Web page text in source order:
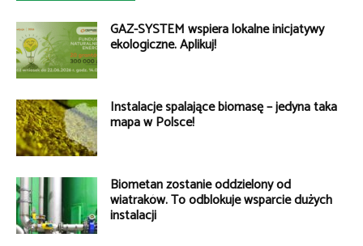
GAZ-SYSTEM wspiera lokalne inicjatywy
ekologiczne. Aplikuj!
Instalacje spalające biomasę – jedyna taka
mapa w Polsce!
Biometan zostanie oddzielony od
wiatraków. To odblokuje wsparcie dużych
instalacji